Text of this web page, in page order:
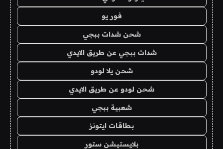
فور يو
شحن شدات ببجي
شدات ببجي عن طريق الايدي
شحن يلا لودو
شحن لودو عن طريق الايدي
شعبية ببجي
بطاقات ايتونز
بلايستيشن ستور